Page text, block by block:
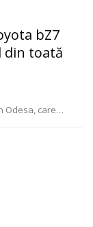
bZ7
din toată
Odesa, care…